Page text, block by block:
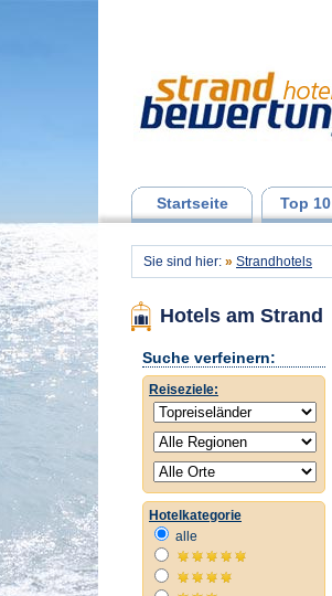
Startseite Top 10
Sie sind hier: » Strandhotels
Hotels am Strand
Suche verfeinern:
Reiseziele:
Hotelkategorie
alle